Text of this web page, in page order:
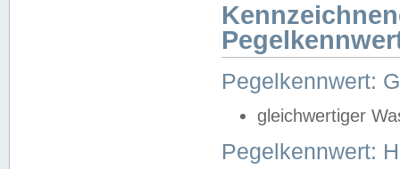
Pegelkennwert:
gleichwertiger
Pegelkennwert: